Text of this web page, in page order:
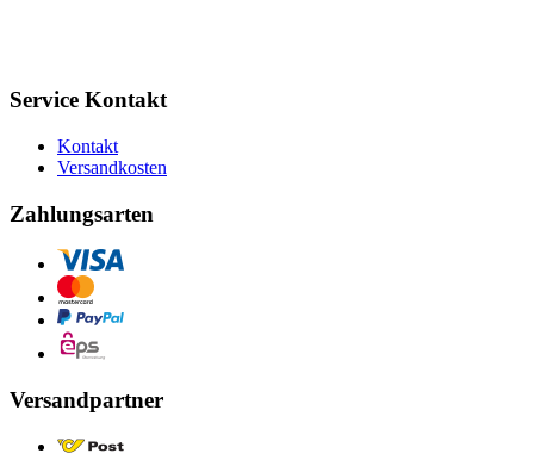
Service Kontakt
Kontakt
Versandkosten
Zahlungsarten
Versandpartner